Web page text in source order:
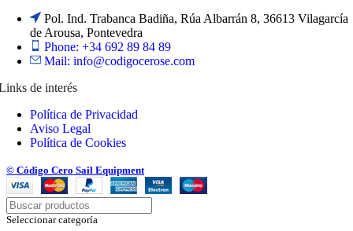
Pol. Ind. Trabanca Badiña, Rúa Albarrán 8, 36613 Vilagarcía
de Arousa, Pontevedra
Phone: +34 692 89 84 89
Mail: info@codigocerose.com
de interés
Política de Privacidad
Aviso Legal
Política de Cookies
© Código Cero Sail Equipment
Seleccionar categoría